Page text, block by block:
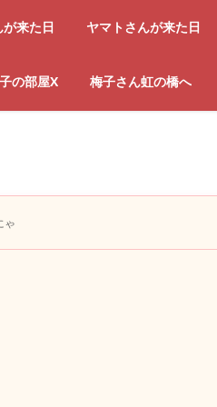
来た日 ヤマトさんが来た日
の部屋X 梅子さん虹の橋へ
ゃ